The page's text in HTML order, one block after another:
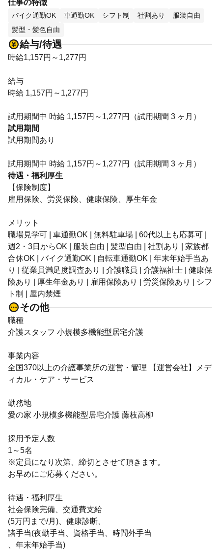
仕事の特徴
バイク通勤OK 車通勤OK シフト制 社割あり
服装自由
髪型・髪色自由
給与/待遇
時給1,157円～1,277円
給与
時給 1,157円～1,277円
試用期間中 時給 1,157円～1,277円（試用期間 3 ヶ月）
試用期間
試用期間あり
試用期間中 時給 1,157円～1,277円（試用期間 3 ヶ月）
待遇・福利厚生
【保険制度】
雇用保険、労災保険、健康保険、厚生年金
メリット
職場見学可 | 車通勤OK | 無料駐車場 | 60代以上も応募可 |
週2・3日からOK | 服装自由 | 髪型自由 | 社割あり | 家族都
合休OK | バイク通勤OK | 自転車通勤OK | 年末年始手当あ
り | 従業員満足度調査あり | 介護職員 | 介護福祉士 | 健康保
険あり | 厚生年金あり | 雇用保険あり | 労災保険あり | シフ
ト制 | 屋内禁煙
その他
職種
介護スタッフ 小規模多機能型居宅介護
事業内容
全国370以上の介護事業所の運営・管理 【運営会社】メデ
ィカル・ケア・サービス
勤務地
愛の家 小規模多機能型居宅介護 藤枝高柳
採用予定人数
1～5名
※定員になり次第、締切とさせて頂きます。
お早めにご応募ください。
待遇・福利厚生
社会保険完備、交通費支給
(5万円まで/月)、健康診断、
諸手当(夜勤手当、資格手当、時間外手当
、年末年始手当)